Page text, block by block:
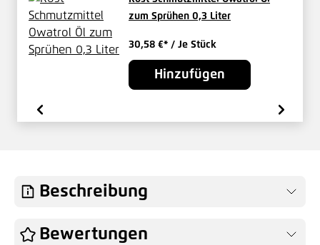
zum Sprühen 0,3 Liter
30,58 €* / Je Stück
Hinzufügen
Beschreibung
Bewertungen